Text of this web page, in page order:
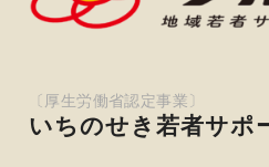
いちのせき若者サポ